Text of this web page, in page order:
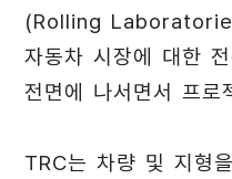
(Rolling
자동차 시장에 대한
전면에 나서면서 프로
TRC는 차량 및 지형